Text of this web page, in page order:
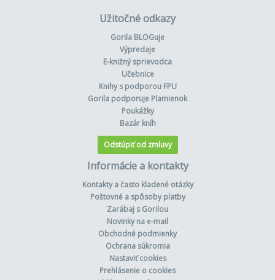
Užitočné odkazy
Gorila BLOGuje
Výpredaje
E-knižný sprievodca
Učebnice
Knihy s podporou FPU
Gorila podporuje Plamienok
Poukážky
Bazár kníh
Odstúpiť od zmluvy
Informácie a kontakty
Kontakty a často kladené otázky
Poštovné a spôsoby platby
Zarábaj s Gorilou
Novinky na e-mail
Obchodné podmienky
Ochrana súkromia
Nastaviť cookies
Prehlásenie o cookies